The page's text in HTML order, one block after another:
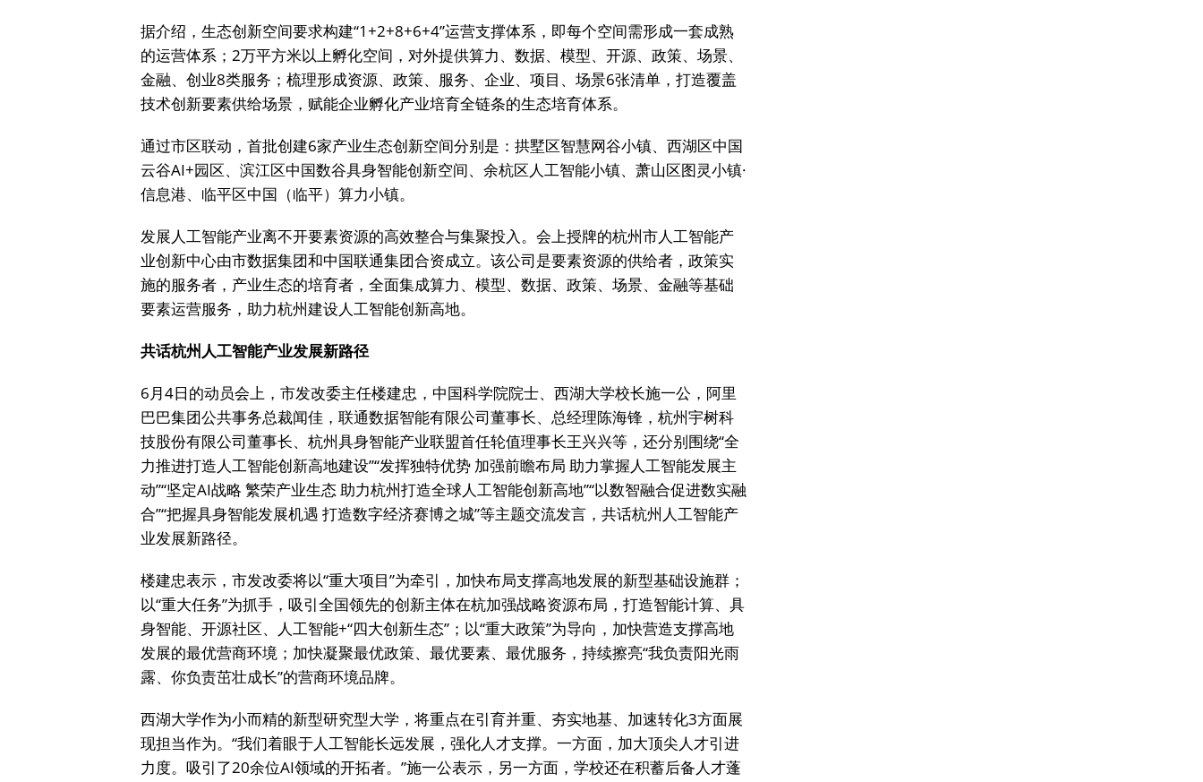
据介绍，生态创新空间要求构建“1+2+8+6+4”运营支撑体系，即每个空间需形成一套成熟
的运营体系；2万平方米以上孵化空间，对外提供算力、数据、模型、开源、政策、场景、
金融、创业8类服务；梳理形成资源、政策、服务、企业、项目、场景6张清单，打造覆盖
技术创新要素供给场景，赋能企业孵化产业培育全链条的生态培育体系。
通过市区联动，首批创建6家产业生态创新空间分别是：拱墅区智慧网谷小镇、西湖区中国
云谷AI+园区、滨江区中国数谷具身智能创新空间、余杭区人工智能小镇、萧山区图灵小镇·
信息港、临平区中国（临平）算力小镇。
发展人工智能产业离不开要素资源的高效整合与集聚投入。会上授牌的杭州市人工智能产
业创新中心由市数据集团和中国联通集团合资成立。该公司是要素资源的供给者，政策实
施的服务者，产业生态的培育者，全面集成算力、模型、数据、政策、场景、金融等基础
要素运营服务，助力杭州建设人工智能创新高地。
共话杭州人工智能产业发展新路径
6月4日的动员会上，市发改委主任楼建忠，中国科学院院士、西湖大学校长施一公，阿里
巴巴集团公共事务总裁闻佳，联通数据智能有限公司董事长、总经理陈海锋，杭州宇树科
技股份有限公司董事长、杭州具身智能产业联盟首任轮值理事长王兴兴等，还分别围绕“全
力推进打造人工智能创新高地建设”“发挥独特优势 加强前瞻布局 助力掌握人工智能发展主
动”“坚定AI战略 繁荣产业生态 助力杭州打造全球人工智能创新高地”“以数智融合促进数实融
合”“把握具身智能发展机遇 打造数字经济赛博之城”等主题交流发言，共话杭州人工智能产
业发展新路径。
楼建忠表示，市发改委将以“重大项目”为牵引，加快布局支撑高地发展的新型基础设施群；
以“重大任务”为抓手，吸引全国领先的创新主体在杭加强战略资源布局，打造智能计算、具
身智能、开源社区、人工智能+“四大创新生态”；以“重大政策”为导向，加快营造支撑高地
发展的最优营商环境；加快凝聚最优政策、最优要素、最优服务，持续擦亮“我负责阳光雨
露、你负责茁壮成长”的营商环境品牌。
西湖大学作为小而精的新型研究型大学，将重点在引育并重、夯实地基、加速转化3方面展
现担当作为。“我们着眼于人工智能长远发展，强化人才支撑。一方面，加大顶尖人才引进
力度。吸引了20余位AI领域的开拓者。”施一公表示，另一方面，学校还在积蓄后备人才蓬